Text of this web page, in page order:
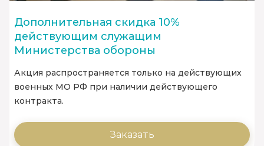
Дополнительная скидка 10%
действующим служащим
Министерства обороны
Акция распространяется только на действующих
военных МО РФ при наличии действующего
контракта.
Заказать